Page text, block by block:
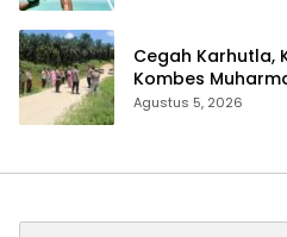
Cegah Karhutla,
Kombes
Payung Sekaki
Agustus 5, 2026